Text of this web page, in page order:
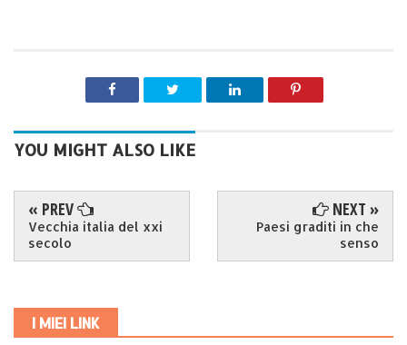
YOU MIGHT ALSO LIKE
« PREV
Vecchia italia del xxi
secolo
NEXT »
Paesi graditi in che
senso
I MIEI LINK